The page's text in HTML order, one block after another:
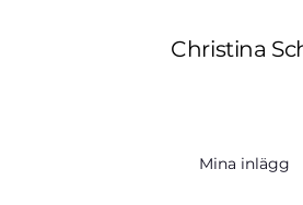
Christina
Mina inlägg